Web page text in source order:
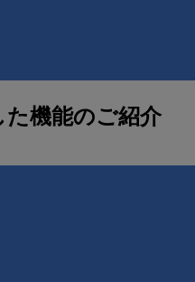
た機能のご紹介